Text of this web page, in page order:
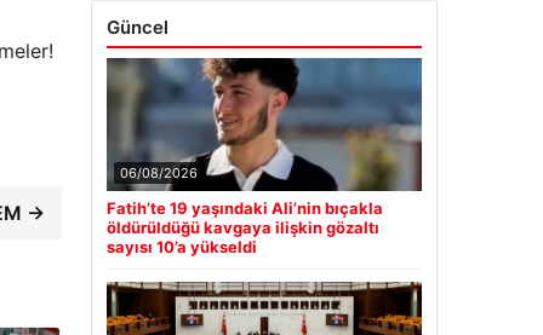
→
Güncel
06/08/2026
Fatih’te 19 yaşındaki Ali’nin bıçakla
öldürüldüğü kavgaya ilişkin gözaltı
sayısı 10’a yükseldi